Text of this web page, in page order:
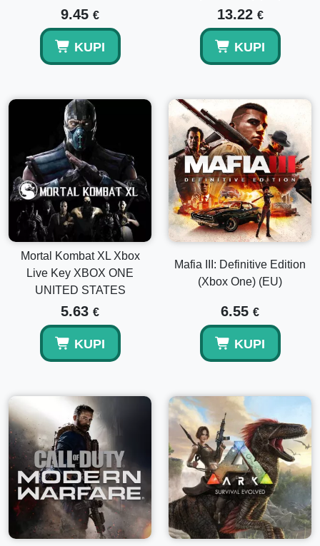
9.45 €
KUPI
13.22 €
KUPI
Mortal Kombat XL Xbox
Live Key XBOX ONE
UNITED STATES
5.63 €
KUPI
Mafia III: Definitive Edition
(Xbox One) (EU)
6.55 €
KUPI